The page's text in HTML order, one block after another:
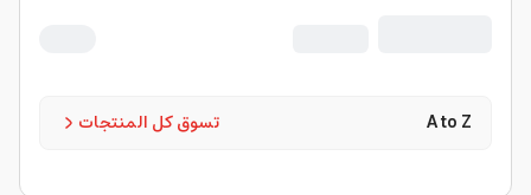
تسوق كل المنتجات A to Z